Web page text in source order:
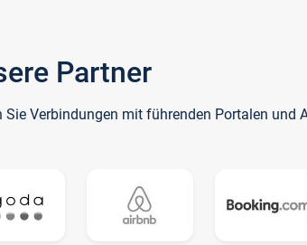
Partner
Sie Verbindungen mit führenden Portalen und